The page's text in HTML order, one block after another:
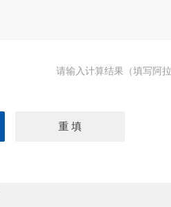
请输入计算结果（填写阿